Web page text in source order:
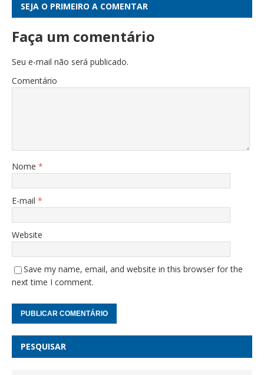
SEJA O PRIMEIRO A COMENTAR
Faça um comentário
Seu e-mail não será publicado.
Comentário
Nome *
E-mail *
Website
Save my name, email, and website in this browser for the
next time I comment.
PESQUISAR